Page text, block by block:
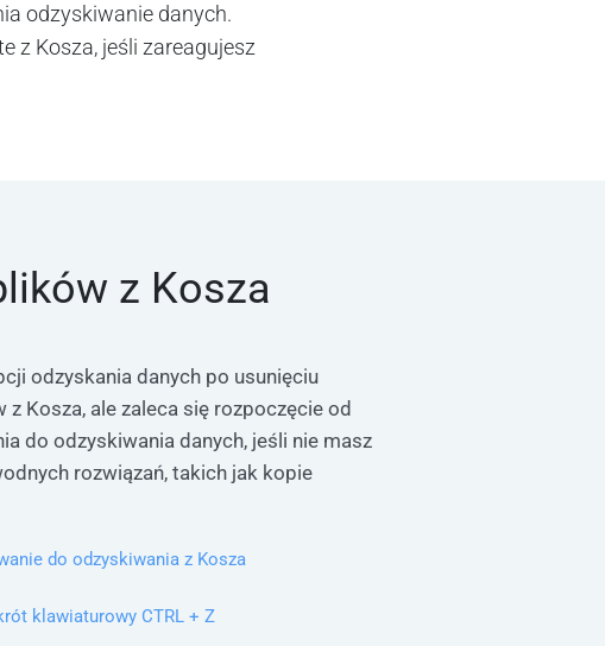
odzyskiwanie danych.
z Kosza, jeśli zareagujesz
z Kosza
odzyskania danych po usunięciu
z Kosza, ale zaleca się rozpoczęcie od
do odzyskiwania danych, jeśli nie masz
rozwiązań, takich jak kopie
do odzyskiwania z Kosza
klawiaturowy CTRL + Z